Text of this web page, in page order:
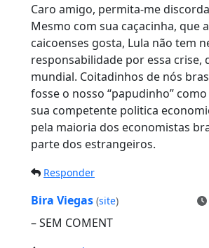
Caro amigo, permita-me
Mesmo com sua caçacinha, que
caicoenses gosta, Lula não tem
responsabilidade por essa crise,
mundial. Coitadinhos de nós
fosse o nosso “papudinho”
sua competente politica
pela maioria dos economistas
parte dos estrangeiros.
Responder
Bira Viegas (site)
– SEM COMENT